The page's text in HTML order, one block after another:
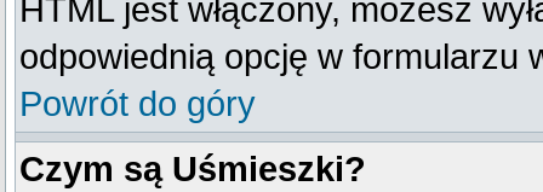
HTML jest włączony, możesz
odpowiednią opcję w formularzu
Powrót do góry
Czym są Uśmieszki?